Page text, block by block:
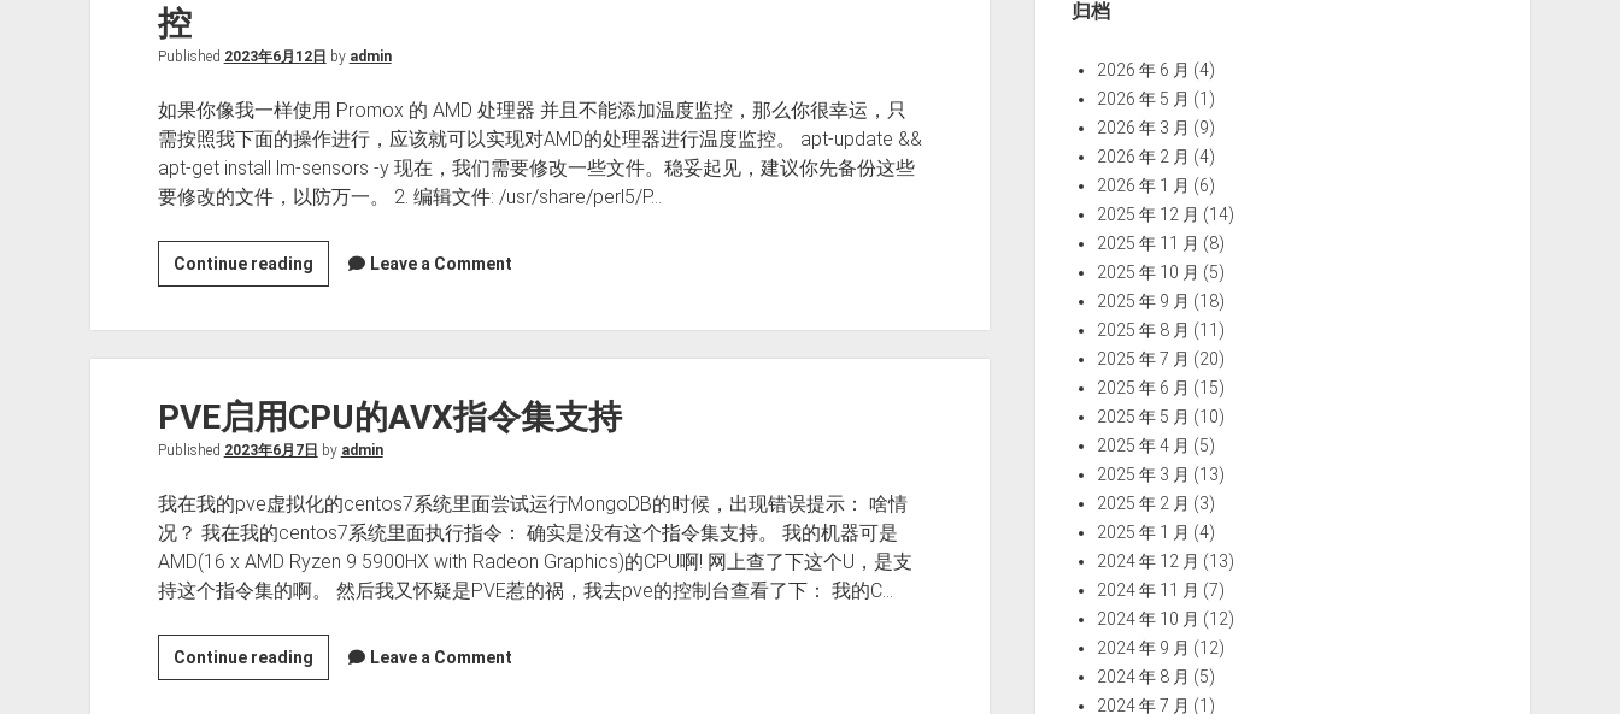
控
Published 2023年6月12日 by admin
如果你像我一样使用 Promox 的 AMD 处理器 并且不能添加温度监控，那么你很幸运，只
需按照我下面的操作进行，应该就可以实现对AMD的处理器进行温度监控。 apt-update &&
apt-get install lm-sensors -y 现在，我们需要修改一些文件。稳妥起见，建议你先备份这些
要修改的文件，以防万一。 2. 编辑文件: /usr/share/perl5/P…
Continue readingProxmox
7
板
AMD
CPU,
Nvme
温
监
控
Leave a Comment
PVE启用CPU的AVX指令集支持
Published 2023年6月7日 by admin
我在我的pve虚拟化的centos7系统里面尝试运行MongoDB的时候，出现错误提示： 啥情
况？ 我在我的centos7系统里面执行指令： 确实是没有这个指令集支持。 我的机器可是
AMD(16 x AMD Ryzen 9 5900HX with Radeon Graphics)的CPU啊! 网上查了下这个U，是支
持这个指令集的啊。 然后我又怀疑是PVE惹的祸，我去pve的控制台查看了下： 我的C…
Continue readingPVE
启
Leave a Comment
归档
2026 年 6 月 (4)
2026 年 5 月 (1)
2026 年 3 月 (9)
2026 年 2 月 (4)
2026 年 1 月 (6)
2025 年 12 月 (14)
2025 年 11 月 (8)
2025 年 10 月 (5)
2025 年 9 月 (18)
2025 年 8 月 (11)
2025 年 7 月 (20)
2025 年 6 月 (15)
2025 年 5 月 (10)
2025 年 4 月 (5)
2025 年 3 月 (13)
2025 年 2 月 (3)
2025 年 1 月 (4)
2024 年 12 月 (13)
2024 年 11 月 (7)
2024 年 10 月 (12)
2024 年 9 月 (12)
2024 年 8 月 (5)
2024 年 7 月 (1)